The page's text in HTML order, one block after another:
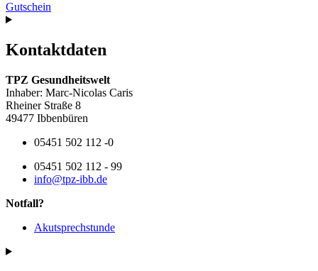
Gutschein
Kontaktdaten
TPZ Gesundheitswelt
Inhaber: Marc-Nicolas Caris
Rheiner Straße 8
49477 Ibbenbüren
05451 502 112 -0
05451 502 112 - 99
info@tpz-ibb.de
Notfall?
Akutsprechstunde